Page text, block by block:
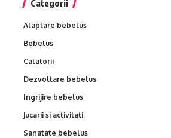
Categorii
Alaptare bebelus
Bebelus
Calatorii
Dezvoltare bebelus
Ingrijire bebelus
Jucarii si activitati
Sanatate bebelus